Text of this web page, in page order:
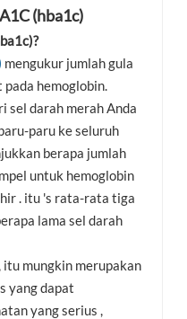
(hba1c)
mengukur jumlah gula
hemoglobin.
sel darah merah Anda
paru ke seluruh
berapa jumlah
untuk hemoglobin
. itu 's rata-rata tiga
lama sel darah
mungkin merupakan
yang dapat
yang serius ,